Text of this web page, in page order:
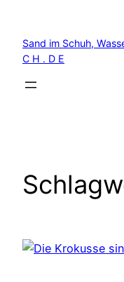
springen
Sand im Schuh,
C H . D E